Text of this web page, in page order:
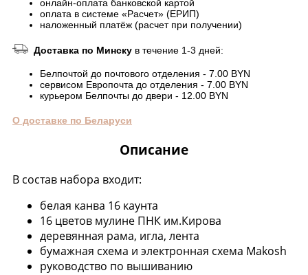
онлайн-оплата банковской картой
оплата в системе «Расчет» (ЕРИП)
наложенный платёж (расчет при получении)
Доставка по Минску в течение 1-3 дней:
Белпочтой до почтового отделения - 7.00 BYN
сервисом Европочта до отделения - 7.00 BYN
курьером Белпочты до двери - 12.00 BYN
О доставке по Беларуси
Описание
В состав набора входит:
белая канва 16 каунта
16 цветов мулине ПНК им.Кирова
деревянная рама, игла, лента
бумажная схема и электронная схема Makosh
руководство по вышиванию